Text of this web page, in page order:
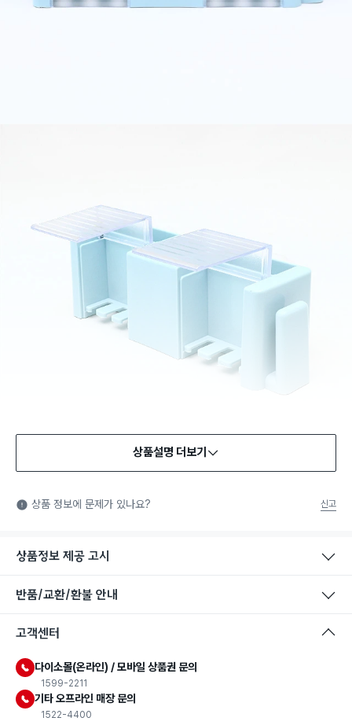
상품설명 더보기
상품 정보에 문제가 있나요? 신고
상품정보 제공 고시
반품/교환/환불 안내
고객센터
다이소몰(온라인) / 모바일 상품권 문의
1599-2211
기타 오프라인 매장 문의
1522-4400